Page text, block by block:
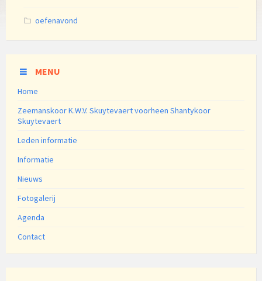
Categories:
oefenavond
MENU
Home
Zeemanskoor K.W.V. Skuytevaert voorheen Shantykoor
Skuytevaert
Leden informatie
Informatie
Nieuws
Fotogalerij
Agenda
Contact